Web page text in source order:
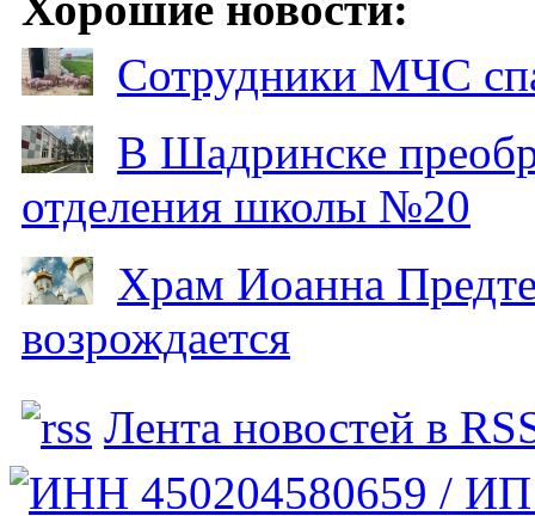
Сотрудники МЧС
В Шадринске
отделения школы №20
Храм Иоанна
возрождается
Лента новостей в